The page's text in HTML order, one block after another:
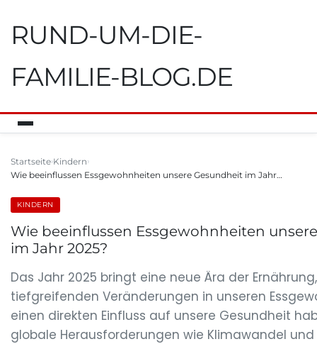
RUND-UM-DIE-
FAMILIE-BLOG.DE
Startseite Kindern
Wie beeinflussen Essgewohnheiten unsere Gesundheit im Jahr…
KINDERN
Wie beeinflussen Essgewohnheiten
im Jahr 2025?
Das Jahr 2025 bringt eine neue Ära der
tiefgreifenden Veränderungen in unseren
einen direkten Einfluss auf unsere Gesundheit
globale Herausforderungen wie Klimawandel